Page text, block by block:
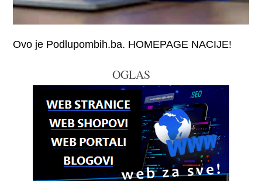
Ovo je Podlupombih.ba. HOMEPAGE NACIJE!
OGLAS